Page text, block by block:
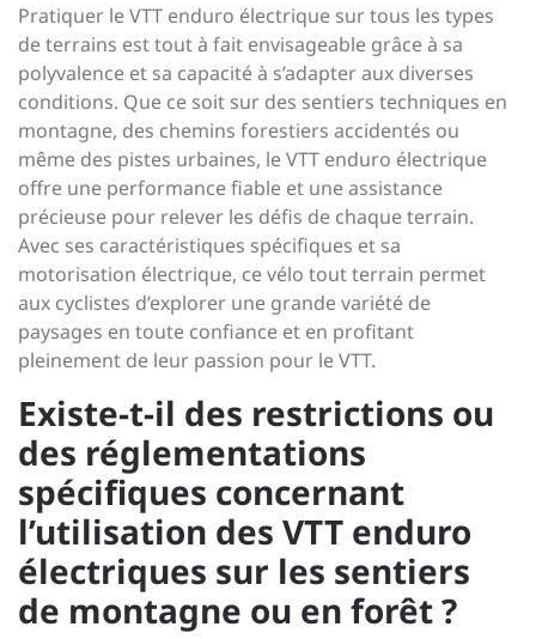
Pratiquer le VTT enduro électrique sur tous les types
de terrains est tout à fait envisageable grâce à sa
polyvalence et sa capacité à s’adapter aux diverses
conditions. Que ce soit sur des sentiers techniques en
montagne, des chemins forestiers accidentés ou
même des pistes urbaines, le VTT enduro électrique
offre une performance fiable et une assistance
précieuse pour relever les défis de chaque terrain.
Avec ses caractéristiques spécifiques et sa
motorisation électrique, ce vélo tout terrain permet
aux cyclistes d’explorer une grande variété de
paysages en toute confiance et en profitant
pleinement de leur passion pour le VTT.
Existe-t-il des restrictions ou
des réglementations
spécifiques concernant
l’utilisation des VTT enduro
électriques sur les sentiers
de montagne ou en forêt ?